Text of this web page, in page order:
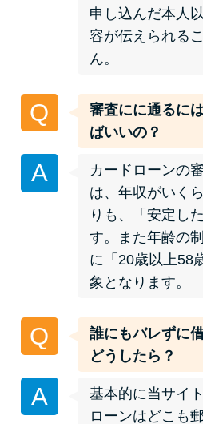
その他コラム
処法3つ
家賃払えな
たい…市役
法2選
街金とは？
に悩む人へ
い理由
質屋でお金
やシステム
較
申し込んだ本人
容が伝えられる
ん。
Q
審査にに通るに
ばいいの？
A
カードローンの
は、年収がいく
りも、「安定し
す。また年齢の
に「20歳以上58
象となります。
Q
誰にもバレずに
どうしたら？
A
基本的に当サイ
ローンはどこも